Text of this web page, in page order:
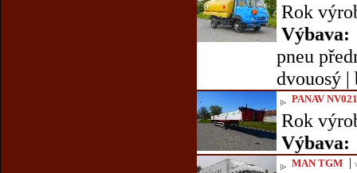
Rok
Výbava:
pneu
dvouosý |
PANAV
Rok
Výbava:
MAN TGM |